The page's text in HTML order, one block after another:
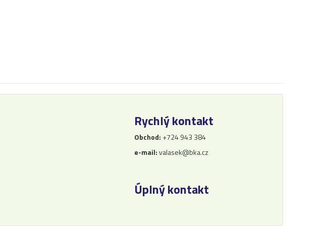
Rychlý kontakt
Obchod: +724 943 384
e-mail:valasek@bka.cz
Úplný kontakt